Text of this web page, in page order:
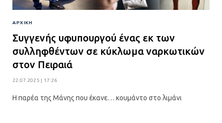
ΑΡΧΙΚΉ
Συγγενής υφυπουργού ένας εκ των
συλληφθέντων σε κύκλωμα ναρκωτικών
στον Πειραιά
22.07.2025 | 17:26
Η παρέα της Μάνης που έκανε… κουμάντο στο λιμάνι